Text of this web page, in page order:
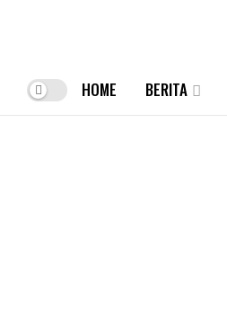
HOME BERITA